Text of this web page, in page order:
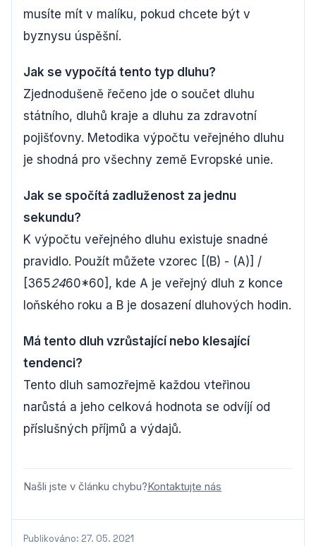
musíte mít v malíku, pokud chcete být v
byznysu úspěšní.
Jak se vypočítá tento typ dluhu?
Zjednodušeně řečeno jde o součet dluhu
státního, dluhů kraje a dluhu za zdravotní
pojišťovny. Metodika výpočtu veřejného dluhu
je shodná pro všechny země Evropské unie.
Jak se spočítá zadluženost za jednu
sekundu?
K výpočtu veřejného dluhu existuje snadné
pravidlo. Použít můžete vzorec [(B) - (A)] /
[3652460*60], kde A je veřejný dluh z konce
loňského roku a B je dosazení dluhových hodin.
Má tento dluh vzrůstající nebo klesající
tendenci?
Tento dluh samozřejmě každou vteřinou
narůstá a jeho celková hodnota se odvíjí od
příslušných příjmů a výdajů.
Našli jste v článku chybu?Kontaktujte nás
Publikováno: 27. 05. 2021